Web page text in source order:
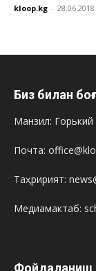
kloop.kg - 28.06.2018
Биз билан
Манзил: Горький
Почта:
Таҳририят:
Медиамактаб:
Фойдаланиш